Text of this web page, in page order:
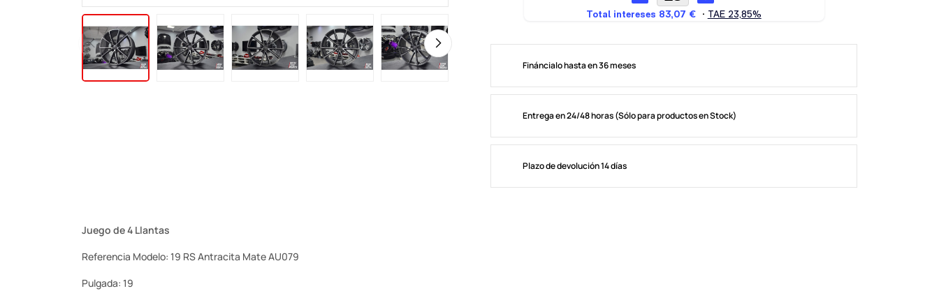
Fináncialo hasta en 36 meses
Entrega en 24/48 horas (Sólo para productos en Stock)
Plazo de devolución 14 días
Juego de 4 Llantas
Referencia Modelo: 19 RS Antracita Mate AU079
Pulgada: 19